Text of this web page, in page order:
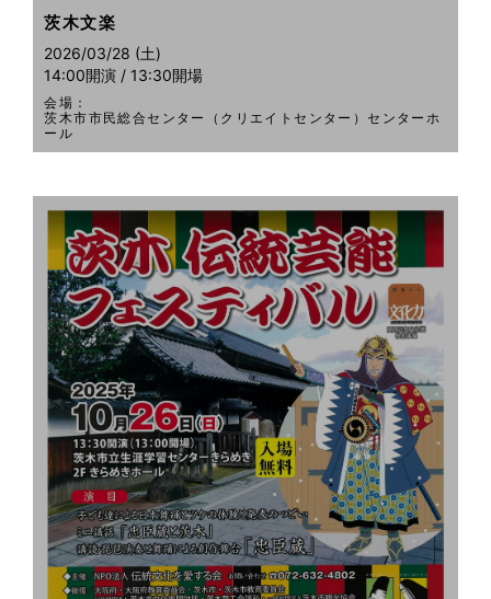
茨木文楽
2026/03/28 (土)
14:00開演 / 13:30開場
会場：
茨木市市民総合センター（クリエイトセンター）センターホ
ール